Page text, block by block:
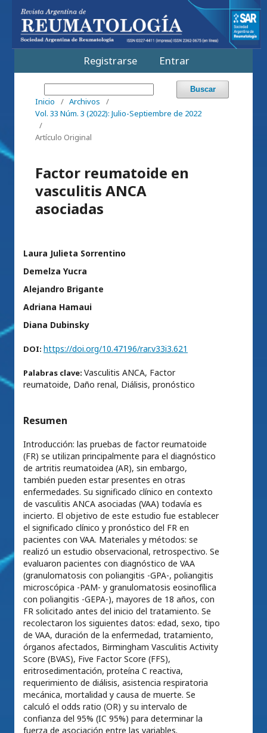
Registrarse Entrar
Buscar
Inicio / Archivos
/
Vol. 33 Núm. 3 (2022): Julio-Septiembre de 2022
/
Artículo Original
Factor reumatoide en
vasculitis ANCA
asociadas
Laura Julieta Sorrentino
Demelza Yucra
Alejandro Brigante
Adriana Hamaui
Diana Dubinsky
DOI: https://doi.org/10.47196/rar.v33i3.621
Palabras clave: Vasculitis ANCA, Factor
reumatoide, Daño renal, Diálisis, pronóstico
Resumen
Introducción: las pruebas de factor reumatoide
(FR) se utilizan principalmente para el diagnóstico
de artritis reumatoidea (AR), sin embargo,
también pueden estar presentes en otras
enfermedades. Su significado clínico en contexto
de vasculitis ANCA asociadas (VAA) todavía es
incierto. El objetivo de este estudio fue establecer
el significado clínico y pronóstico del FR en
pacientes con VAA. Materiales y métodos: se
realizó un estudio observacional, retrospectivo. Se
evaluaron pacientes con diagnóstico de VAA
(granulomatosis con poliangitis -GPA-, poliangitis
microscópica -PAM- y granulomatosis eosinofílica
con poliangitis -GEPA-), mayores de 18 años, con
FR solicitado antes del inicio del tratamiento. Se
recolectaron los siguientes datos: edad, sexo, tipo
de VAA, duración de la enfermedad, tratamiento,
órganos afectados, Birmingham Vasculitis Activity
Score (BVAS), Five Factor Score (FFS),
eritrosedimentación, proteína C reactiva,
requerimiento de diálisis, asistencia respiratoria
mecánica, mortalidad y causa de muerte. Se
calculó el odds ratio (OR) y su intervalo de
confianza del 95% (IC 95%) para determinar la
fuerza de asociación entre las variables.